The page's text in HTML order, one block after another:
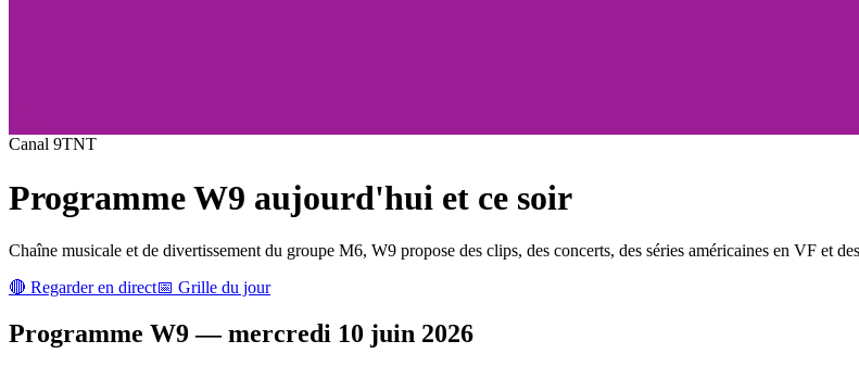
Canal 9TNT
ProgrammeW9 aujourd'hui et ce soir
Chaîne musicale et de divertissement du groupe M6, W9 propose des clips, des concerts, des séries américaines en VF et
🔴 Regarder en direct📅 Grille du jour
Programme W9—mercredi 10 juin 2026